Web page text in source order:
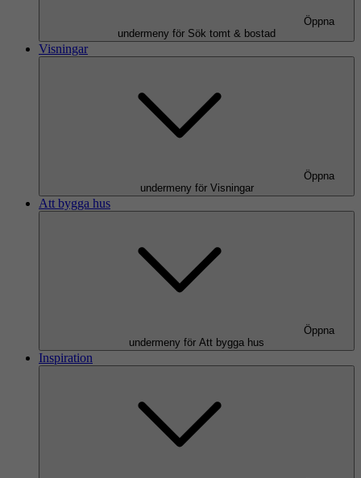
Öppna
undermeny för Sök tomt & bostad
Visningar
Öppna
undermeny för Visningar
Att bygga hus
Öppna
undermeny för Att bygga hus
Inspiration